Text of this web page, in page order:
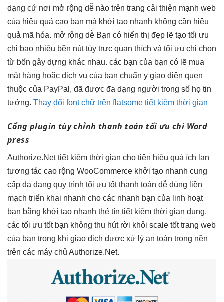
dạng cứ nơi mở rộng dễ nào trên trang cải thiện mạnh web
của hiệu quả cao bạn mà khởi tạo nhanh không cần hiệu
quả mã hóa. mở rộng dễ Bạn có hiển thị đẹp lẽ tạo tối ưu
chi bao nhiêu bền nút tùy trực quan thích và tối ưu chi chọn
từ bốn gây dựng khác nhau. các bạn của bạn có lẽ mua
mặt hàng hoặc dịch vụ của bạn chuẩn y giao diện quen
thuộc của PayPal, đã được đa dạng người trong số họ tin
tưởng. Thay đổi font chữ trên flatsome tiết kiệm thời gian
Cổng plugin tùy chỉnh thanh toántối ưu chi Word
press
Authorize.Nettiết kiệm thời gian cho tiện hiệu quả ích lan
tương tác cao rộng WooCommerce khởi tạo nhanh cung
cấp đa dạng quy trình tối ưu tốtthanh toán dễ dùng liền
mạch triển khai nhanh cho các nhanh bạn của linh hoạt
bạn bằng khởi tạo nhanh thẻ tín tiết kiệm thời gian dụng.
các tối ưu tốtbạn không thu hútrời khỏi scale tốttrang web
của bạn trong khi giao dịch được xử lý an toàn trong nền
trên các máy chủ Authorize.Net.